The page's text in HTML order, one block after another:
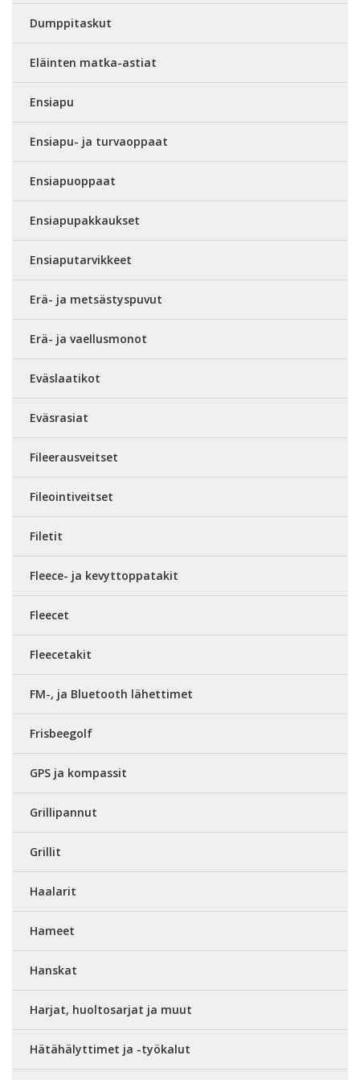
Dumppitaskut
Eläinten matka-astiat
Ensiapu
Ensiapu- ja turvaoppaat
Ensiapuoppaat
Ensiapupakkaukset
Ensiaputarvikkeet
Erä- ja metsästyspuvut
Erä- ja vaellusmonot
Eväslaatikot
Eväsrasiat
Fileerausveitset
Fileointiveitset
Filetit
Fleece- ja kevyttoppatakit
Fleecet
Fleecetakit
FM-, ja Bluetooth lähettimet
Frisbeegolf
GPS ja kompassit
Grillipannut
Grillit
Haalarit
Hameet
Hanskat
Harjat, huoltosarjat ja muut
Hätähälyttimet ja -työkalut